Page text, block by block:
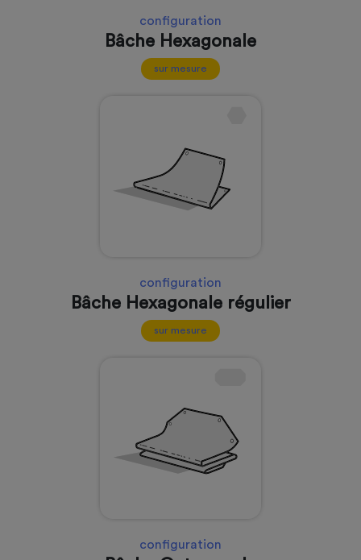
configuration
Bâche Hexagonale
sur mesure
configuration
Bâche Hexagonale régulier
sur mesure
configuration